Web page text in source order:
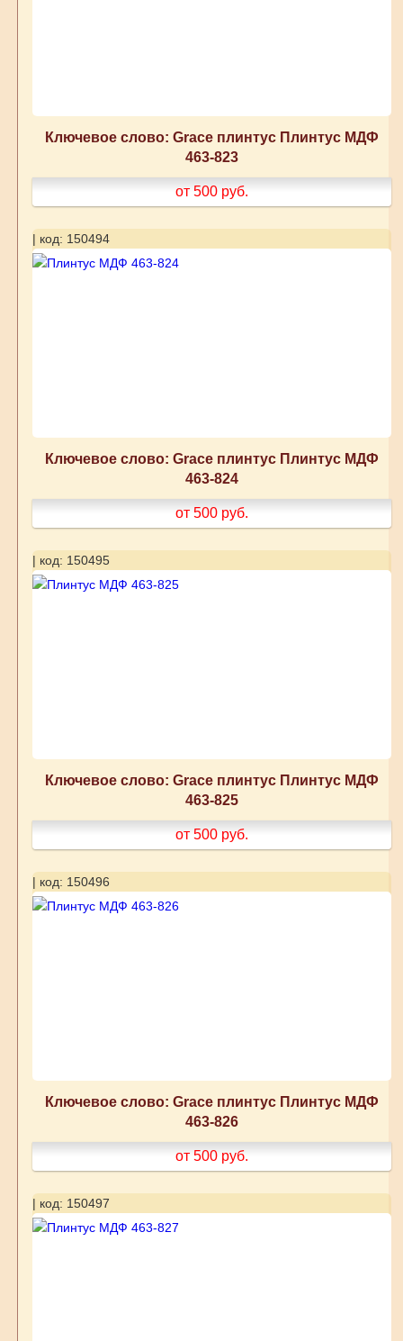
Ключевое слово: Grace плинтус Плинтус МДФ
463-823
от 500 руб.
| код: 150494
Ключевое слово: Grace плинтус Плинтус МДФ
463-824
от 500 руб.
| код: 150495
Ключевое слово: Grace плинтус Плинтус МДФ
463-825
от 500 руб.
| код: 150496
Ключевое слово: Grace плинтус Плинтус МДФ
463-826
от 500 руб.
| код: 150497